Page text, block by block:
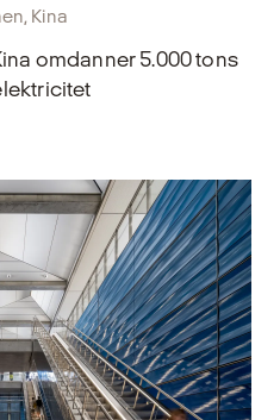
Kina
omdanner 5.000 tons